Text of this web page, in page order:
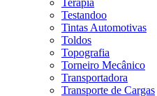
Terapia
Testandoo
Tintas Automotivas
Toldos
Topografia
Torneiro Mecânico
Transportadora
Transporte de Cargas